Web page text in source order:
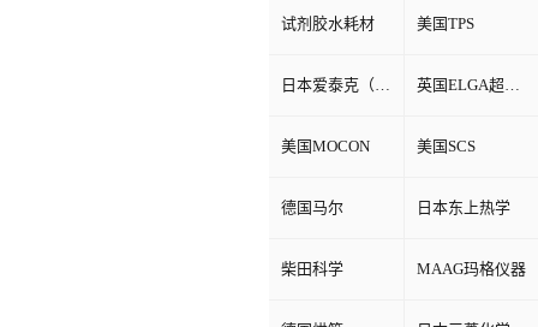
试剂胶水耗材 美国TPS
日本爱泰克（ETAC） 英国ELGA超纯水机
美国MOCON 美国SCS
德国马尔 日本东上热学
柴田科学 MAAG玛格仪器